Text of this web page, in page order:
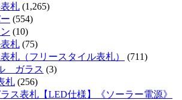
札 (1,265)
(554)
(10)
札 (75)
札（フリースタイル表札）
(711)
ガラス (3)
札 (256)
ス表札【LED仕様】《ソーラー電源》